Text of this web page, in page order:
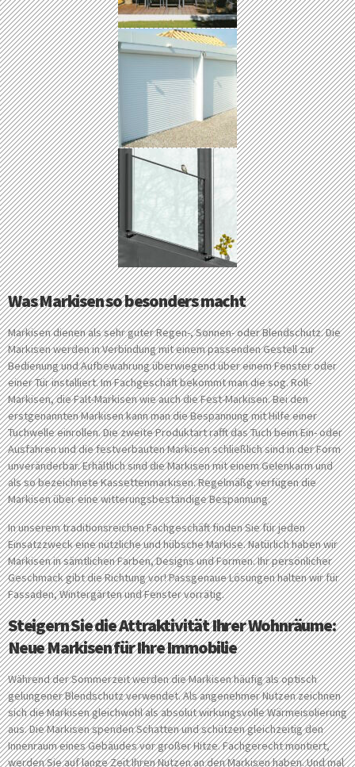
Was Markisen so besonders macht
Markisen dienen als sehr guter Regen-, Sonnen- oder Blendschutz. Die
Markisen werden in Verbindung mit einem passenden Gestell zur
Bedienung und Aufbewahrung überwiegend über einem Fenster oder
einer Tür installiert. Im Fachgeschäft bekommt man die sog. Roll-
Markisen, die Falt-Markisen wie auch die Fest-Markisen. Bei den
erstgenannten Markisen kann man die Bespannung mit Hilfe einer
Tuchwelle einrollen. Die zweite Produktart rafft das Tuch beim Ein- oder
Ausfahren und die festverbauten Markisen schließlich sind in der Form
unveränderbar. Erhältlich sind die Markisen mit einem Gelenkarm und
als so bezeichnete Kassettenmarkisen. Regelmäßg verfügen die
Markisen über eine witterungsbeständige Bespannung.
In unserem traditionsreichen Fachgeschäft finden Sie für jeden
Einsatzzweck eine nützliche und hübsche Markise. Natürlich haben wir
Markisen in sämtlichen Farben, Designs und Formen. Ihr persönlicher
Geschmack gibt die Richtung vor! Passgenaue Lösungen halten wir für
Fassaden, Wintergärten und Fenster vorrätig.
Steigern Sie die Attraktivität Ihrer Wohnräume:
Neue Markisen für Ihre Immobilie
Während der Sommerzeit werden die Markisen häufig als optisch
gelungener Blendschutz verwendet. Als angenehmer Nutzen zeichnen
sich die Markisen gleichwohl als absolut wirkungsvolle Wärmeisolierung
aus. Die Markisen spenden Schatten und schützen gleichzeitig den
Innenraum eines Gebäudes vor großer Hitze. Fachgerecht montiert,
werden Sie auf lange Zeit Ihren Nutzen an den Markisen haben. Und mal